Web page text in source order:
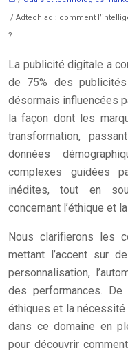
/ Adtech ad : comment
?
La publicité digitale a
de 75% des
désormais influencées
la façon dont les
transformation,
données
complexes guidées
inédites, tout en
concernant l’éthique et
Nous clarifierons les
mettant l’accent sur
personnalisation,
des performances.
éthiques et la nécessité
dans ce domaine en
pour découvrir